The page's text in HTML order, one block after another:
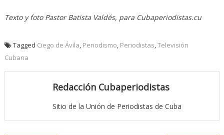
Texto y foto Pastor Batista Valdés, para Cubaperiodistas.cu
Tagged Ciego de Ávila, Periodismo, Periodistas,Televisión
Cubana
Redacción Cubaperiodistas
Sitio de la Unión de Periodistas de Cuba